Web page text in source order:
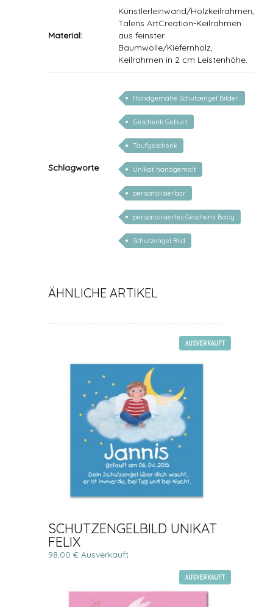
Material:
Künstlerleinwand/Holzkeilrahmen,
Talens ArtCreation-Keilrahmen
aus feinster
Baumwolle/Kiefernholz,
Keilrahmen in 2 cm Leistenhöhe.
Schlagworte
Handgemalte Schutzengel Bilder
mit Gedicht
Geschenk Geburt
Taufgeschenk
Unikat handgemalt
personalisierbar
personalisiertes Geschenk Baby
Schutzengel Bild
ÄHNLICHE ARTIKEL
AUSVERKAUFT
SCHUTZENGELBILD UNIKAT
FELIX
98,00 € Ausverkauft
AUSVERKAUFT